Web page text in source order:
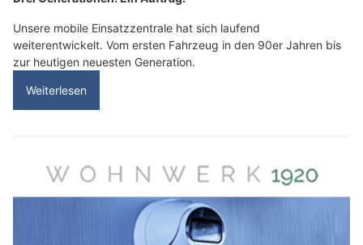
Unsere mobile Einsatzzentrale hat sich laufend
weiterentwickelt. Vom ersten Fahrzeug in den 90er Jahren bis
zur heutigen neuesten Generation.
Weiterlesen